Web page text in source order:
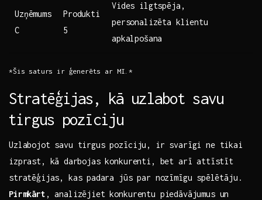
Uzņēmums
C
Produkti
5
Vides ilgtspēja,
personalizēta klientu
apkalpošana
*Šis saturs ir​ ģenerēts ar MI.*
Stratēģijas, ⁤kā uzlabot savu
⁤tirgus pozīciju
Uzlabojot savu ‌tirgus pozīciju, ir svarīgi ne tikai
izprast, kā ⁤darbojas konkurenti, bet arī attīstīt
stratēģijas, kas⁤ padara jūs par nozīmīgu ⁤spēlētāju.
Pirmkārt , analizējiet konkurentu piedāvājumus un